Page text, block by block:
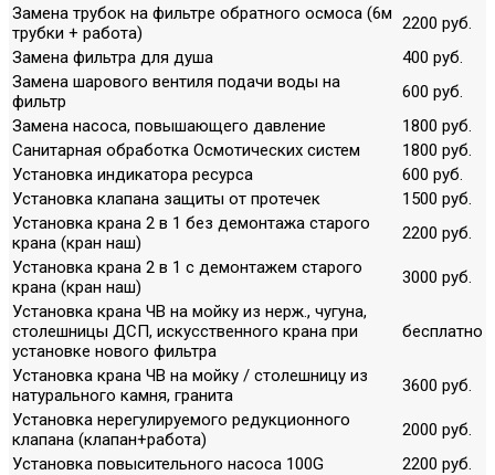
Замена трубок на фильтре обратного осмоса (6м
трубки + работа)
2200 руб.
Замена фильтра для душа
400 руб.
Замена шарового вентиля подачи воды на
фильтр
600 руб.
Замена насоса, повышающего давление
1800 руб.
Санитарная обработка Осмотических систем
1800 руб.
Установка индикатора ресурса
600 руб.
Установка клапана защиты от протечек
1500 руб.
Установка крана 2 в 1 без демонтажа старого
крана (кран наш)
2200 руб.
Установка крана 2 в 1 с демонтажем старого
крана (кран наш)
3000 руб.
Установка крана ЧВ на мойку из нерж., чугуна,
столешницы ДСП, искусственного крана при
установке нового фильтра
бесплатно
Установка крана ЧВ на мойку / столешницу из
натурального камня, гранита
3600 руб.
Установка нерегулируемого редукционного
клапана (клапан+работа)
2000 руб.
Установка повысительного насоса 100G
2200 руб.